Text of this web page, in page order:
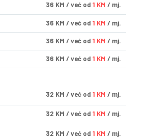
36 KM / već od 1 KM / mj.
36 KM / već od 1 KM / mj.
36 KM / već od 1 KM / mj.
36 KM / već od 1 KM / mj.
32 KM / već od 1 KM / mj.
32 KM / već od 1 KM / mj.
32 KM / već od 1 KM / mj.